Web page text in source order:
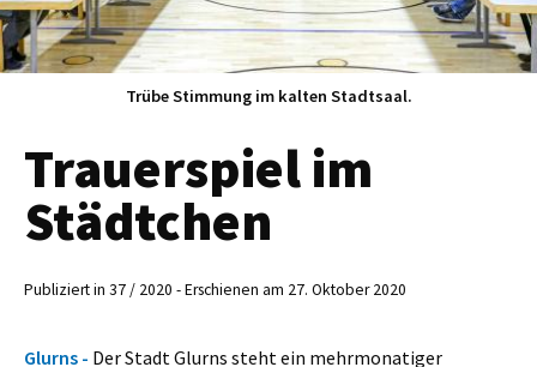
Trübe Stimmung im kalten Stadtsaal.
Trauerspiel im
Städtchen
Publiziert in 37 / 2020 - Erschienen am 27. Oktober 2020
Glurns - Der Stadt Glurns steht ein mehrmonatiger